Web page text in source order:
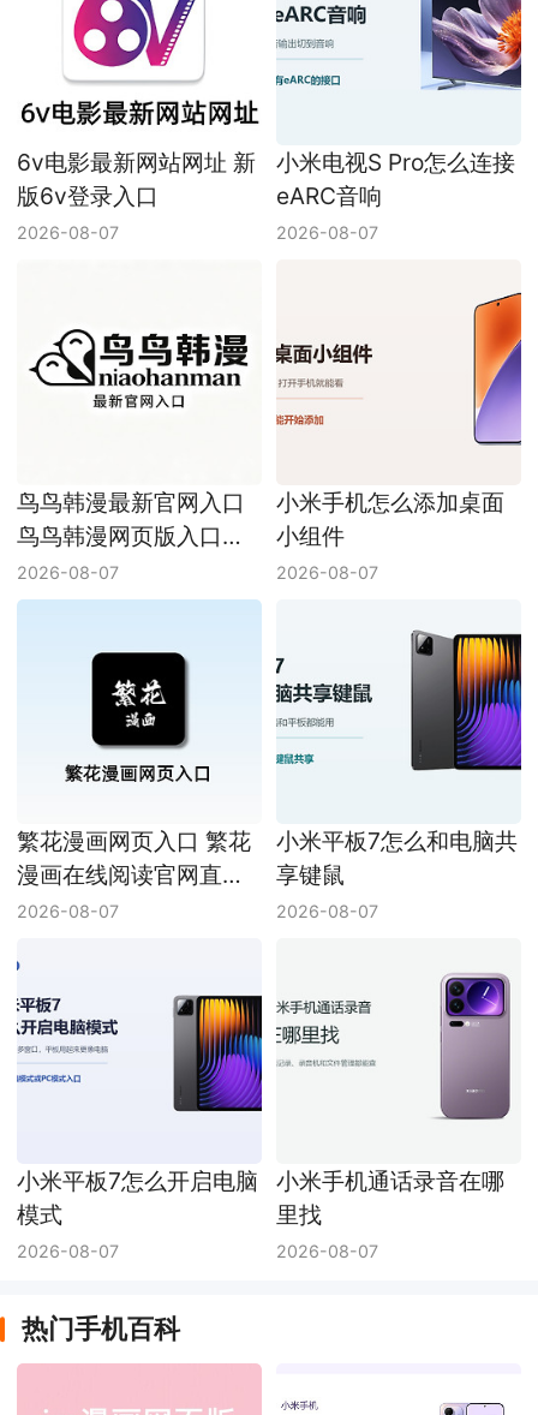
6v电影最新网站网址 新
版6v登录入口
2026-08-07
小米电视S Pro怎么连接
eARC音响
2026-08-07
鸟鸟韩漫最新官网入口
鸟鸟韩漫网页版入口地
址
2026-08-07
小米手机怎么添加桌面
小组件
2026-08-07
繁花漫画网页入口 繁花
漫画在线阅读官网直接
进入
2026-08-07
小米平板7怎么和电脑共
享键鼠
2026-08-07
小米平板7怎么开启电脑
模式
2026-08-07
小米手机通话录音在哪
里找
2026-08-07
热门手机百科